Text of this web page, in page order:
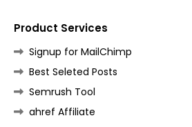
Product Services
Signup for MailChimp
Best Seleted Posts
Semrush Tool
ahref Affiliate